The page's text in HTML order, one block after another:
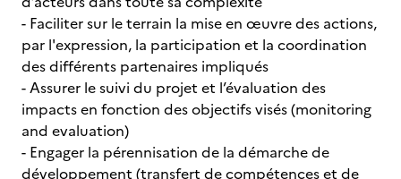
- Faciliter sur le terrain la mise en œuvre des actions,
par l'expression, la participation et la coordination
des différents partenaires impliqués
- Assurer le suivi du projet et l’évaluation des
impacts en fonction des objectifs visés (monitoring
and evaluation)
- Engager la pérennisation de la démarche de
développement (transfert de compétences et de